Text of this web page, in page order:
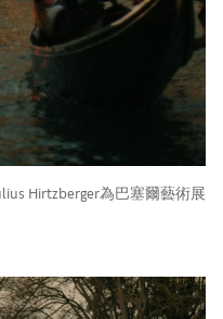
Hirtzberger為巴塞爾藝術展